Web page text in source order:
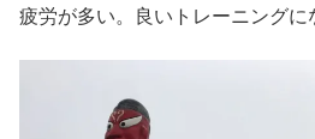
疲労が多い。良いトレーニングに